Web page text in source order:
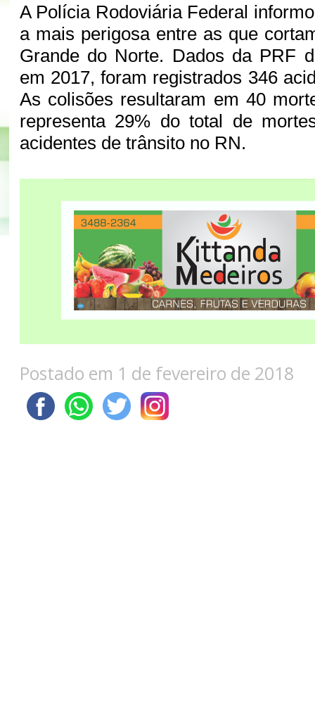
A Polícia Rodoviária Federal
a mais perigosa entre as que
Grande do Norte. Dados da PRF
em 2017, foram registrados 346
As colisões resultaram em 40
representa 29% do total de
acidentes de trânsito no RN.
Postado em 1 de fevereiro de 2018